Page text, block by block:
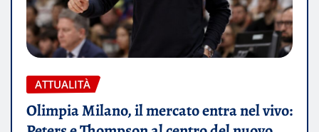
ATTUALITÀ
Olimpia Milano, il mercato entra nel vivo: